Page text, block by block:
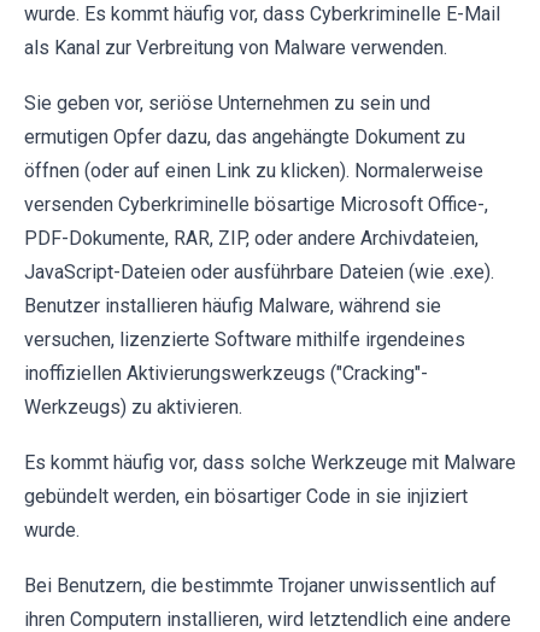
wurde. Es kommt häufig vor, dass Cyberkriminelle E-Mail
als Kanal zur Verbreitung von Malware verwenden.
Sie geben vor, seriöse Unternehmen zu sein und
ermutigen Opfer dazu, das angehängte Dokument zu
öffnen (oder auf einen Link zu klicken). Normalerweise
versenden Cyberkriminelle bösartige Microsoft Office-,
PDF-Dokumente, RAR, ZIP, oder andere Archivdateien,
JavaScript-Dateien oder ausführbare Dateien (wie .exe).
Benutzer installieren häufig Malware, während sie
versuchen, lizenzierte Software mithilfe irgendeines
inoffiziellen Aktivierungswerkzeugs ("Cracking"-
Werkzeugs) zu aktivieren.
Es kommt häufig vor, dass solche Werkzeuge mit Malware
gebündelt werden, ein bösartiger Code in sie injiziert
wurde.
Bei Benutzern, die bestimmte Trojaner unwissentlich auf
ihren Computern installieren, wird letztendlich eine andere